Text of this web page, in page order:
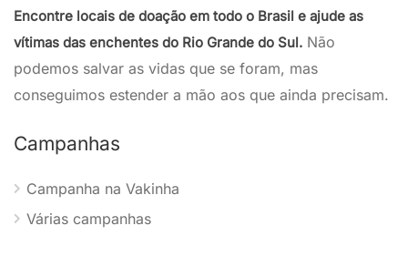
Encontre locais de doação em todo o Brasil e ajude as
vítimas das enchentes do Rio Grande do Sul. Não
podemos salvar as vidas que se foram, mas
conseguimos estender a mão aos que ainda precisam.
Campanhas
Campanha na Vakinha
Várias campanhas